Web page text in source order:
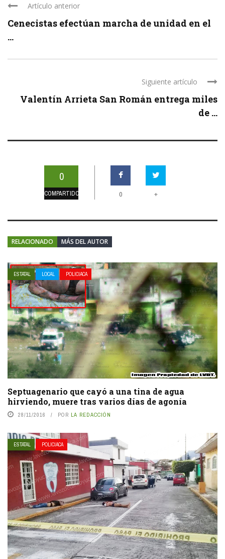
Artículo anterior
Cenecistas efectúan marcha de unidad en el
...
Siguiente artículo
Valentín Arrieta San Román entrega miles
de ...
0
COMPARTIDOS 0 +
RELACIONADO MÁS DEL AUTOR
ESTATAL LOCAL POLICIACA
Septuagenario que cayó a una tina de agua
hirviendo, muere tras varios días de agonía
28/11/2016 POR LA REDACCIÓN
ESTATAL POLICIACA